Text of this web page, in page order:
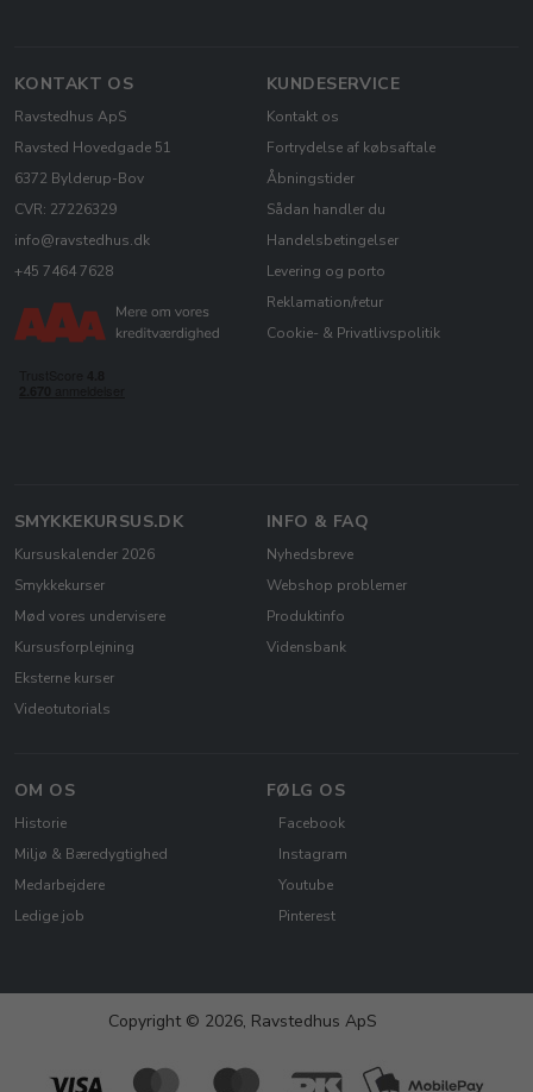
KONTAKT OS
Ravstedhus ApS
Ravsted Hovedgade 51
6372 Bylderup-Bov
CVR: 27226329
info@ravstedhus.dk
+45 7464 7628
KUNDESERVICE
Kontakt os
Fortrydelse af købsaftale
Åbningstider
Sådan handler du
Handelsbetingelser
Levering og porto
Reklamation/retur
Cookie- & Privatlivspolitik
SMYKKEKURSUS.DK
Kursuskalender 2026
Smykkekurser
Mød vores undervisere
Kursusforplejning
Eksterne kurser
Videotutorials
INFO & FAQ
Nyhedsbreve
Webshop problemer
Produktinfo
Vidensbank
OM OS
Historie
Miljø & Bæredygtighed
Medarbejdere
Ledige job
FØLG OS
Facebook
Instagram
Youtube
Pinterest
Copyright © 2026, Ravstedhus ApS